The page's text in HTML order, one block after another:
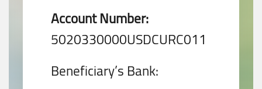
Account Number:
5020330000USDCURC011
Beneficiary’s Bank: